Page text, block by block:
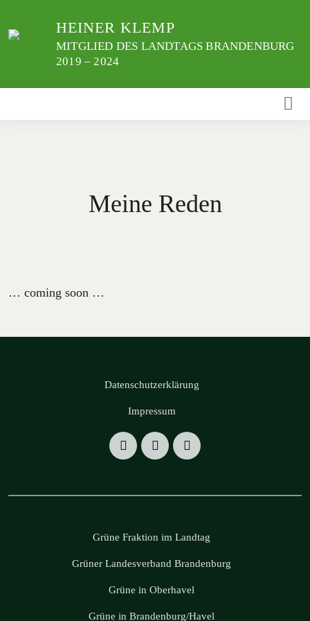
zum
HEINER KLEMP
MITGLIED DES LANDTAGS BRANDENBURG
2019 – 2024
Meine Reden
… coming soon …
Datenschutzerklärung
Impressum
Grüne Fraktion im Landtag
Grüner Landesverband Brandenburg
Grüne in Oberhavel
Grüne in Brandenburg/Havel